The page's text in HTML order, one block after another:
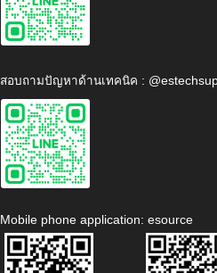
สอบถามปัญหาด้านเทคนิค :
Mobile phone application: esource